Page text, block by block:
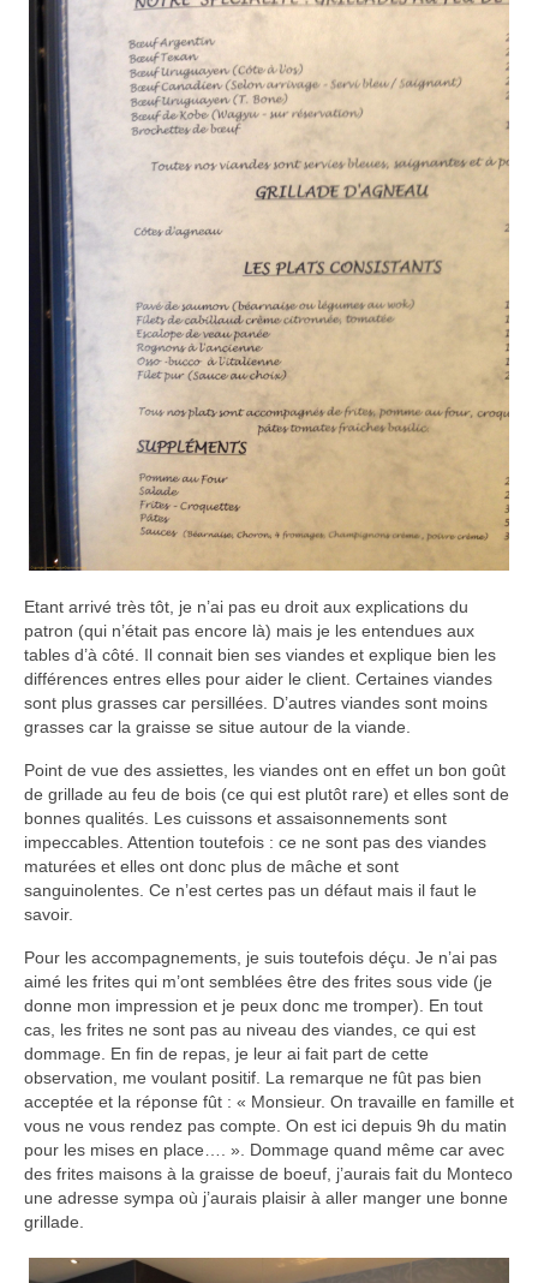
Etant arrivé très tôt, je n’ai pas eu droit aux explications du
patron (qui n’était pas encore là) mais je les entendues aux
tables d’à côté. Il connait bien ses viandes et explique bien les
différences entres elles pour aider le client. Certaines viandes
sont plus grasses car persillées. D’autres viandes sont moins
grasses car la graisse se situe autour de la viande.
Point de vue des assiettes, les viandes ont en effet un bon goût
de grillade au feu de bois (ce qui est plutôt rare) et elles sont de
bonnes qualités. Les cuissons et assaisonnements sont
impeccables. Attention toutefois : ce ne sont pas des viandes
maturées et elles ont donc plus de mâche et sont
sanguinolentes. Ce n’est certes pas un défaut mais il faut le
savoir.
Pour les accompagnements, je suis toutefois déçu. Je n’ai pas
aimé les frites qui m’ont semblées être des frites sous vide (je
donne mon impression et je peux donc me tromper). En tout
cas, les frites ne sont pas au niveau des viandes, ce qui est
dommage. En fin de repas, je leur ai fait part de cette
observation, me voulant positif. La remarque ne fût pas bien
acceptée et la réponse fût : « Monsieur. On travaille en famille et
vous ne vous rendez pas compte. On est ici depuis 9h du matin
pour les mises en place…. ». Dommage quand même car avec
des frites maisons à la graisse de boeuf, j’aurais fait du Monteco
une adresse sympa où j’aurais plaisir à aller manger une bonne
grillade.